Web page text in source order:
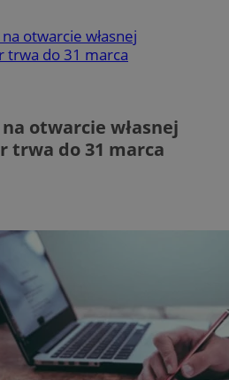
otwarcie własnej
trwa do 31 marca
otwarcie własnej
trwa do 31 marca